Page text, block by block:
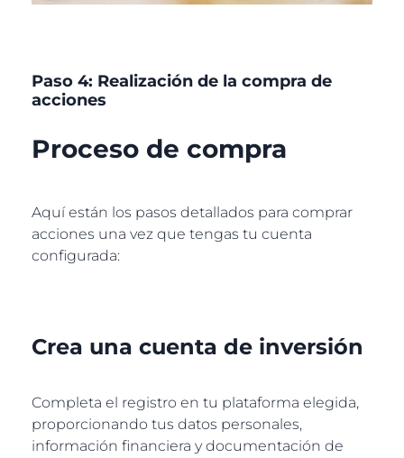
Paso 4: Realización de la compra de
acciones
Proceso de compra
Aquí están los pasos detallados para comprar
acciones una vez que tengas tu cuenta
configurada:
Crea una cuenta de inversión
Completa el registro en tu plataforma elegida,
proporcionando tus datos personales,
información financiera y documentación de